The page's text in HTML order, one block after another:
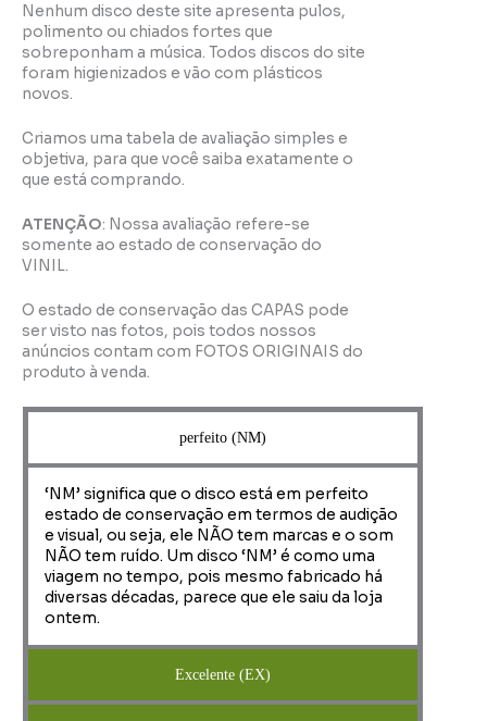
Nenhum disco deste site apresenta pulos,
polimento ou chiados fortes que
sobreponham a música. Todos discos do site
foram higienizados e vão com plásticos
novos.
Criamos uma tabela de avaliação simples e
objetiva, para que você saiba exatamente o
que está comprando.
ATENÇÃO: Nossa avaliação refere-se
somente ao estado de conservação do
VINIL.
O estado de conservação das CAPAS pode
ser visto nas fotos, pois todos nossos
anúncios contam com FOTOS ORIGINAIS do
produto à venda.
perfeito (NM)
‘NM’ significa que o disco está em perfeito
estado de conservação em termos de audição
e visual, ou seja, ele NÃO tem marcas e o som
NÃO tem ruído. Um disco ‘NM’ é como uma
viagem no tempo, pois mesmo fabricado há
diversas décadas, parece que ele saiu da loja
ontem.
Excelente (EX)